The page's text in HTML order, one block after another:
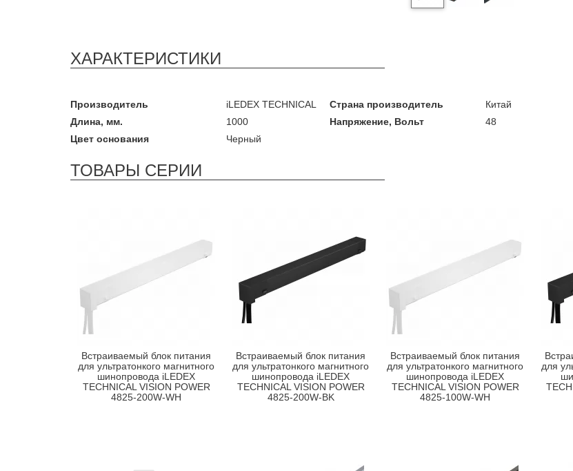
ХАРАКТЕРИСТИКИ
Производитель iLEDEX TECHNICAL Страна производитель Китай
Длина, мм.
1000 Напряжение, Вольт 48
Цвет основания
Черный
ТОВАРЫ СЕРИИ
Встраиваемый блок питания
для ультратонкого магнитного
шинопровода iLEDEX
TECHNICAL VISION POWER
4825-200W-WH
Встраиваемый блок питания
для ультратонкого магнитного
шинопровода iLEDEX
TECHNICAL VISION POWER
4825-200W-BK
Встраиваемый блок питания
для ультратонкого магнитного
шинопровода iLEDEX
TECHNICAL VISION POWER
4825-100W-WH
для